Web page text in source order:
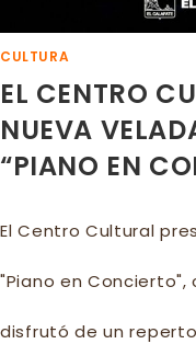
CULTURA
EL CENTRO
NUEVA
“PIANO EN
El Centro Cultural
"Piano en
disfrutó de un